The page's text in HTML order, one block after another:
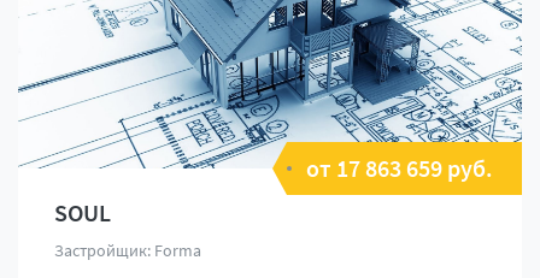
от 17 863 659 руб.
SOUL
Застройщик: Forma